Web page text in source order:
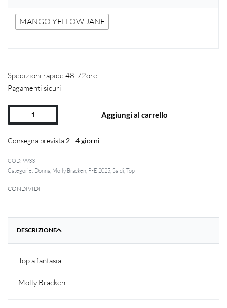
MANGO YELLOW JANE
Spedizioni rapide 48-72ore
Pagamenti sicuri
Aggiungi al carrello
Consegna prevista 2 - 4 giorni
9933
Categorie: Donna Molly Bracken P-E 2025 Saldi Top
CONDIVIDI
DESCRIZIONE
Top a fantasia
Molly Bracken